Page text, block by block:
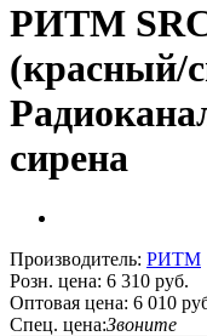
РИТМ
(красный/
сирена
Производитель: РИТМ
Розн. цена: 6 310 руб.
Оптовая цена: 6 010
Спец. цена:Звоните